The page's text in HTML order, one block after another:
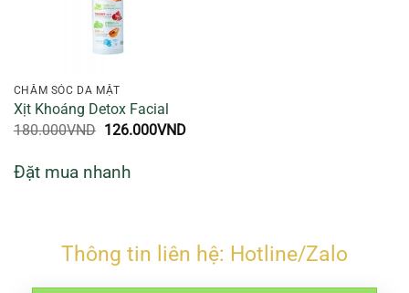
CHĂM SÓC DA MẶT
Xịt Khoáng Detox Facial
180.000VND Giá
180.000VND.
126.000VNDGiá
Đặt mua nhanh
Thông tin liên hệ: Hotline/Zalo